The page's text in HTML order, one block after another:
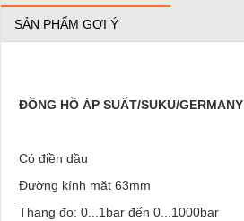
SẢN PHẨM GỢI Ý
ĐỒNG HỒ ÁP SUẤT/SUKU/GERMANY
Có điền dầu
Đường kính mặt 63mm
Thang đo: 0...1bar đến 0...1000bar